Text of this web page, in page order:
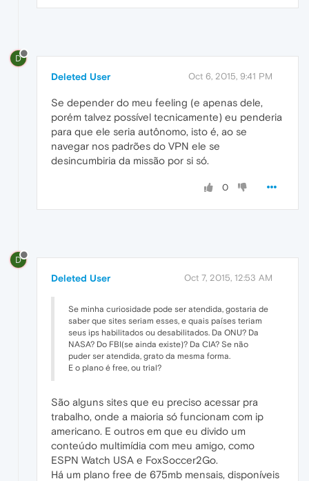
D
Deleted User Oct 6, 2015, 9:41 PM
Se depender do meu feeling (e apenas dele,
porém talvez possível tecnicamente) eu penderia
para que ele seria autônomo, isto é, ao se
navegar nos padrões do VPN ele se
desincumbiria da missão por si só.
0
D
Deleted User Oct 7, 2015, 12:53 AM
Se minha curiosidade pode ser atendida, gostaria de
saber que sites seriam esses, e quais países teriam
seus ips habilitados ou desabilitados. Da ONU? Da
NASA? Do FBI(se ainda existe)? Da CIA? Se não
puder ser atendida, grato da mesma forma.
E o plano é free, ou trial?
São alguns sites que eu preciso acessar pra
trabalho, onde a maioria só funcionam com ip
americano. E outros em que eu divido um
conteúdo multimídia com meu amigo, como
ESPN Watch USA e FoxSoccer2Go.
Há um plano free de 675mb mensais, disponíveis